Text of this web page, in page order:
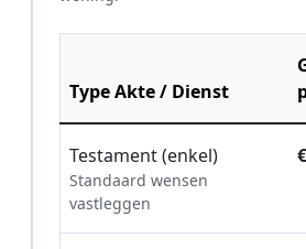
Type Akte / Dienst
Testament (enkel)
Standaard wensen
vastleggen